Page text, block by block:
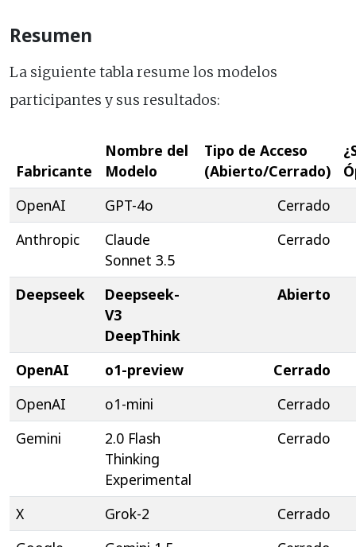
Resumen
La siguiente tabla resume los modelos
participantes y sus resultados:
Fabricante
Nombre del
Modelo
Tipo de Acceso
(Abierto/Cerrado)
OpenAI
GPT-4o
Cerrado
Anthropic
Claude
Sonnet 3.5
Cerrado
Deepseek
Deepseek-
V3
DeepThink
Abierto
OpenAI o1-preview
Cerrado
OpenAI
o1-mini
Cerrado
Gemini
2.0 Flash
Thinking
Experimental
Cerrado
X Grok-2
Cerrado